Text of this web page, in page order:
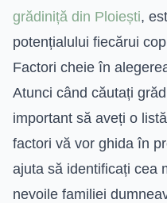
grădiniță din Ploiești,
potențialului fiecărui
Factori cheie în
Atunci când căutați
important să aveți o
factori vă vor ghida în
ajuta să identificați cea
nevoile familiei